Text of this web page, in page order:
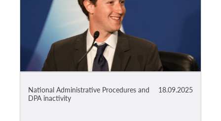
18.09.2025
National Administrative Procedures and
DPA inactivity